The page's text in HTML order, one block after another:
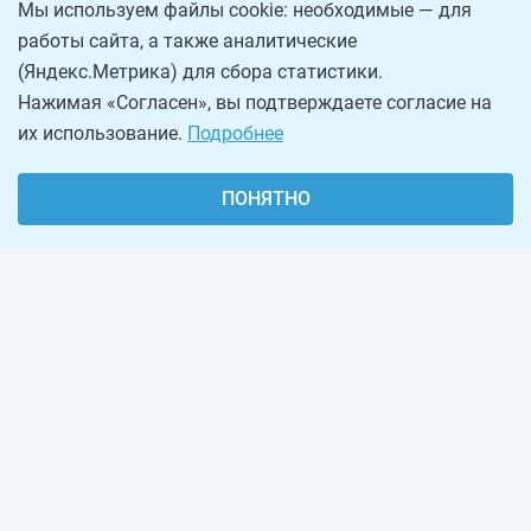
Мы используем файлы cookie: необходимые — для
работы сайта, а также аналитические
(Яндекс.Метрика) для сбора статистики.
Нажимая «Согласен», вы подтверждаете согласие на
их использование. Подробнее
ПОНЯТНО